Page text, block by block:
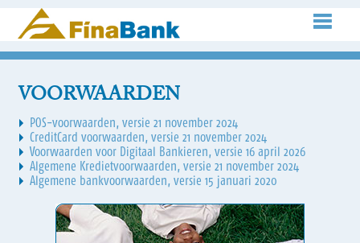
VOORWAARDEN
POS-voorwaarden, versie 21 november 2024
CreditCard voorwaarden, versie 21 november 2024
Voorwaarden voor Digitaal Bankieren, versie 16 april 2026
Algemene Kredietvoorwaarden, versie 21 november 2024
Algemene bankvoorwaarden, versie 15 januari 2020